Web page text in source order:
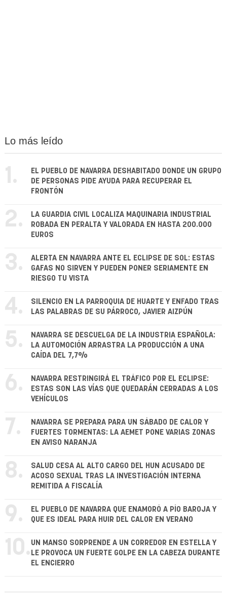
Lo más leído
1.
EL PUEBLO DE NAVARRA DESHABITADO DONDE UN GRUPO
DE PERSONAS PIDE AYUDA PARA RECUPERAR EL
FRONTÓN
2.
LA GUARDIA CIVIL LOCALIZA MAQUINARIA INDUSTRIAL
ROBADA EN PERALTA Y VALORADA EN HASTA 200.000
EUROS
3.
ALERTA EN NAVARRA ANTE EL ECLIPSE DE SOL: ESTAS
GAFAS NO SIRVEN Y PUEDEN PONER SERIAMENTE EN
RIESGO TU VISTA
4.
SILENCIO EN LA PARROQUIA DE HUARTE Y ENFADO TRAS
LAS PALABRAS DE SU PÁRROCO, JAVIER AIZPÚN
5.
NAVARRA SE DESCUELGA DE LA INDUSTRIA ESPAÑOLA:
LA AUTOMOCIÓN ARRASTRA LA PRODUCCIÓN A UNA
CAÍDA DEL 7,7%
6.
NAVARRA RESTRINGIRÁ EL TRÁFICO POR EL ECLIPSE:
ESTAS SON LAS VÍAS QUE QUEDARÁN CERRADAS A LOS
VEHÍCULOS
7.
NAVARRA SE PREPARA PARA UN SÁBADO DE CALOR Y
FUERTES TORMENTAS: LA AEMET PONE VARIAS ZONAS
EN AVISO NARANJA
8.
SALUD CESA AL ALTO CARGO DEL HUN ACUSADO DE
ACOSO SEXUAL TRAS LA INVESTIGACIÓN INTERNA
REMITIDA A FISCALÍA
9.
EL PUEBLO DE NAVARRA QUE ENAMORÓ A PÍO BAROJA Y
QUE ES IDEAL PARA HUIR DEL CALOR EN VERANO
10. UN MANSO SORPRENDE A UN CORREDOR EN ESTELLA Y
LE PROVOCA UN FUERTE GOLPE EN LA CABEZA DURANTE
EL ENCIERRO